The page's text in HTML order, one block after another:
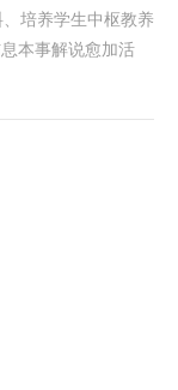
培养学生中枢教养
本事解说愈加活